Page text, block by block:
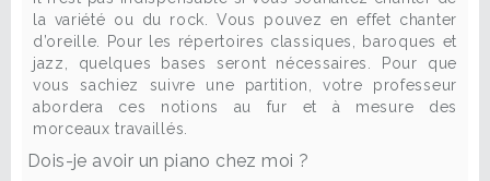
la variété ou du rock. Vous pouvez en effet chanter
d’oreille. Pour les répertoires classiques, baroques et
jazz, quelques bases seront nécessaires. Pour que
vous sachiez suivre une partition, votre professeur
abordera ces notions au fur et à mesure des
morceaux travaillés.
Dois-je avoir un piano chez moi ?